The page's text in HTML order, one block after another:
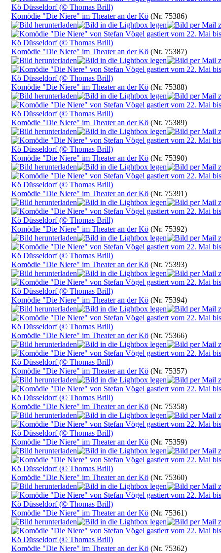
Komödie "Die Niere" im Theater an der Kö (Nr. 75386)
Komödie "Die Niere" im Theater an der Kö (Nr. 75387)
Komödie "Die Niere" im Theater an der Kö (Nr. 75388)
Komödie "Die Niere" im Theater an der Kö (Nr. 75389)
Komödie "Die Niere" im Theater an der Kö (Nr. 75390)
Komödie "Die Niere" im Theater an der Kö (Nr. 75391)
Komödie "Die Niere" im Theater an der Kö (Nr. 75392)
Komödie "Die Niere" im Theater an der Kö (Nr. 75393)
Komödie "Die Niere" im Theater an der Kö (Nr. 75394)
Komödie "Die Niere" im Theater an der Kö (Nr. 75366)
Komödie "Die Niere" im Theater an der Kö (Nr. 75357)
Komödie "Die Niere" im Theater an der Kö (Nr. 75358)
Komödie "Die Niere" im Theater an der Kö (Nr. 75359)
Komödie "Die Niere" im Theater an der Kö (Nr. 75360)
Komödie "Die Niere" im Theater an der Kö (Nr. 75361)
Komödie "Die Niere" im Theater an der Kö (Nr. 75362)